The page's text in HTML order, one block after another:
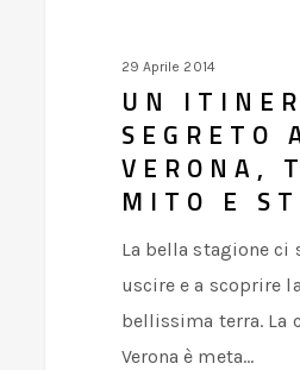
29 Aprile 2014
UN
SEGRETO
VERONA,
MITO E
La bella stagione ci
uscire e a scoprire
bellissima terra. La
Verona è meta…